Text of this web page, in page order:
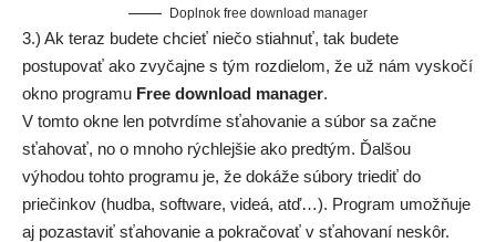
Doplnok free download manager
3.) Ak teraz budete chcieť niečo stiahnuť, tak budete
postupovať ako zvyčajne s tým rozdielom, že už nám vyskočí
okno programu Free download manager.
V tomto okne len potvrdíme sťahovanie a súbor sa začne
sťahovať, no o mnoho rýchlejšie ako predtým. Ďalšou
výhodou tohto programu je, že dokáže súbory triediť do
priečinkov (hudba, software, videá, atď…). Program umožňuje
aj pozastaviť sťahovanie a pokračovať v sťahovaní neskôr.